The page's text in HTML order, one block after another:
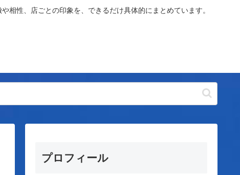
相性、店ごとの印象を、できるだけ具体的にまとめています。
プロフィール